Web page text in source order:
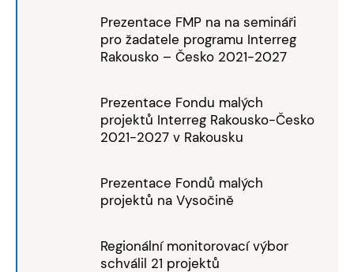
Prezentace FMP na na semináři
pro žadatele programu Interreg
Rakousko – Česko 2021-2027
Prezentace Fondu malých
projektů Interreg Rakousko-Česko
2021-2027 v Rakousku
Prezentace Fondů malých
projektů na Vysočině
Regionální monitorovací výbor
schválil 21 projektů